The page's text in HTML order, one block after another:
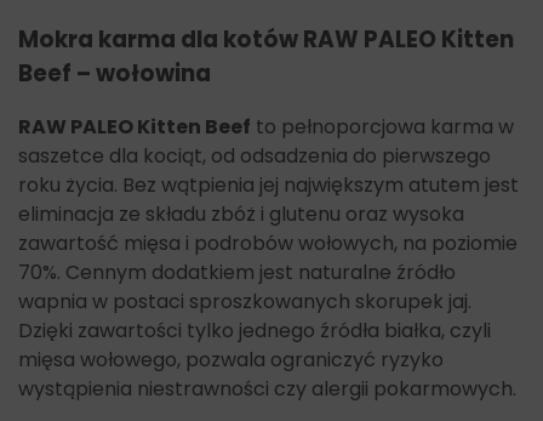
Mokra karma dla kotów RAW PALEO Kitten
Beef – wołowina
RAW PALEO Kitten Beef to pełnoporcjowa karma w
saszetce dla kociąt, od odsadzenia do pierwszego
roku życia. Bez wątpienia jej największym atutem jest
eliminacja ze składu zbóż i glutenu oraz wysoka
zawartość mięsa i podrobów wołowych, na poziomie
70%. Cennym dodatkiem jest naturalne źródło
wapnia w postaci sproszkowanych skorupek jaj.
Dzięki zawartości tylko jednego źródła białka, czyli
mięsa wołowego, pozwala ograniczyć ryzyko
wystąpienia niestrawności czy alergii pokarmowych.